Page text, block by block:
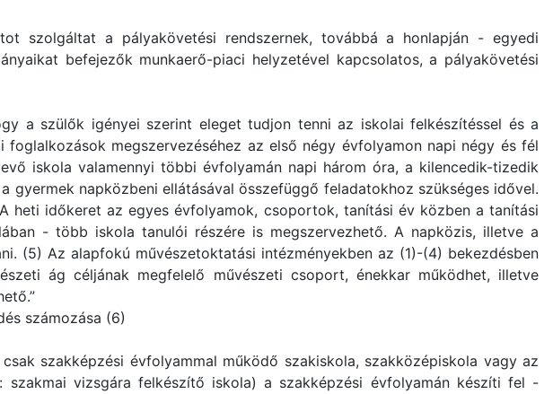
szolgáltat a pályakövetési rendszernek, továbbá a honlapján - egyedi
befejezők munkaerő-piaci helyzetével kapcsolatos, a pályakövetési
a szülők igényei szerint eleget tudjon tenni az iskolai felkészítéssel és a
megszervezéséhez az első négy évfolyamon napi négy és fél
iskola valamennyi többi évfolyamán napi három óra, a kilencedik-tizedik
napközbeni ellátásával összefüggő feladatokhoz szükséges idővel.
időkeret az egyes évfolyamok, csoportok, tanítási év közben a tanítási
- több iskola tanulói részére is megszervezhető. A napközis, illetve a
(5) Az alapfokú művészetoktatási intézményekben az (1)-(4) bekezdésben
ág céljának megfelelő művészeti csoport, énekkar működhet, illetve
számozása (6)
szakképzési évfolyammal működő szakiskola, szakközépiskola vagy az
vizsgára felkészítő iskola) a szakképzési évfolyamán készíti fel -